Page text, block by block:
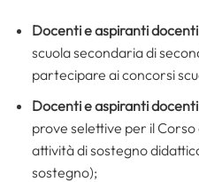
Docenti e aspiranti docenti
scuola secondaria di
partecipare ai concorsi
Docenti e aspiranti docenti
prove selettive per il
attività di sostegno
sostegno);